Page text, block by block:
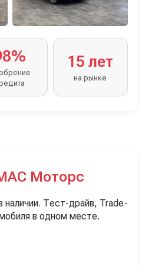
15 лет
на рынке
Моторс
наличии. Тест-драйв, Trade-
в одном месте.